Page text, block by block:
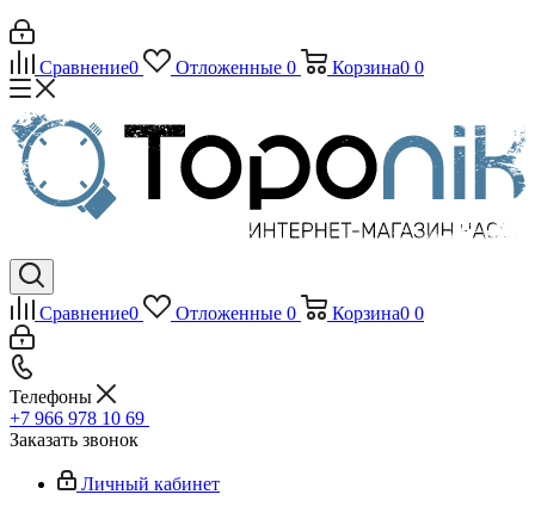
Сравнение0 Отложенные 0 Корзина0 0
Сравнение0 Отложенные 0 Корзина0 0
Телефоны
+7 966 978 10 69
Заказать звонок
Личный кабинет